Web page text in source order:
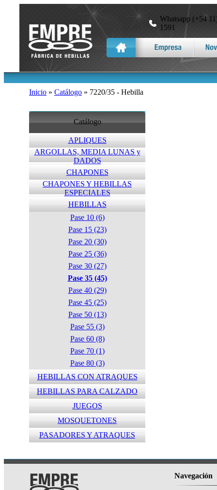
Whatsapp (+54
1591
Inicio » Catálogo » 7220/35 - Hebilla
Catálogo
APLIQUES
ARGOLLAS, MEDIA LUNAS y
DADOS
CHAPONES
CHAPONES Y HEBILLAS
ESPECIALES
HEBILLAS
Pase 10 (6)
Pase 15 (23)
Pase 20 (30)
Pase 25 (36)
Pase 30 (27)
Pase 35 (45)
Pase 40 (29)
Pase 45 (25)
Pase 50 (13)
Pase 55 (3)
Pase 60 (8)
Pase 70 (1)
Pase 80 (3)
HEBILLAS CON ATRAQUES
HEBILLAS PARA CALZADO
JUEGOS
MOSQUETONES
PASADORES Y ATRAQUES
Navegación